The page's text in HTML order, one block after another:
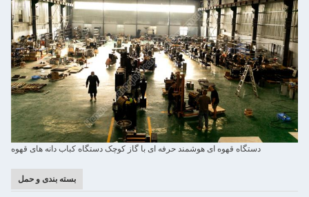
دستگاه قهوه ای هوشمند حرفه ای با گاز کوچک دستگاه کباب دانه های قهوه
بسته بندی و حمل